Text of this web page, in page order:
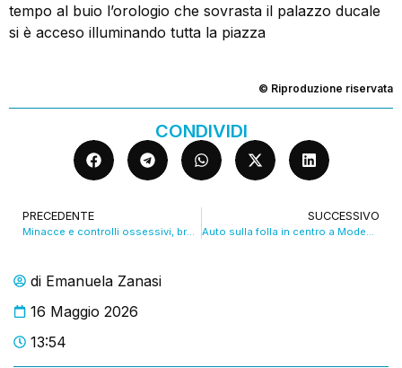
di Emanuela Zanasi
16 Maggio 2026
13:54
tempo al buio l’orologio che sovrasta il palazzo ducale
si è acceso illuminando tutta la piazza
© Riproduzione riservata
CONDIVIDI
PRECEDENTE
Minacce e controlli ossessivi, braccialetto ad un 47enne. VIDEO
SUCCESSIVO